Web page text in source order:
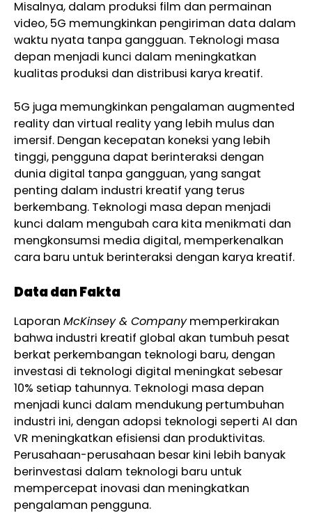
Misalnya, dalam produksi film dan permainan
video, 5G memungkinkan pengiriman data dalam
waktu nyata tanpa gangguan. Teknologi masa
depan menjadi kunci dalam meningkatkan
kualitas produksi dan distribusi karya kreatif.
5G juga memungkinkan pengalaman augmented
reality dan virtual reality yang lebih mulus dan
imersif. Dengan kecepatan koneksi yang lebih
tinggi, pengguna dapat berinteraksi dengan
dunia digital tanpa gangguan, yang sangat
penting dalam industri kreatif yang terus
berkembang. Teknologi masa depan menjadi
kunci dalam mengubah cara kita menikmati dan
mengkonsumsi media digital, memperkenalkan
cara baru untuk berinteraksi dengan karya kreatif.
Data dan Fakta
Laporan McKinsey & Companymemperkirakan
bahwa industri kreatif global akan tumbuh pesat
berkat perkembangan teknologi baru, dengan
investasi di teknologi digital meningkat sebesar
10% setiap tahunnya. Teknologi masa depan
menjadi kunci dalam mendukung pertumbuhan
industri ini, dengan adopsi teknologi seperti AI dan
VR meningkatkan efisiensi dan produktivitas.
Perusahaan-perusahaan besar kini lebih banyak
berinvestasi dalam teknologi baru untuk
mempercepat inovasi dan meningkatkan
pengalaman pengguna.